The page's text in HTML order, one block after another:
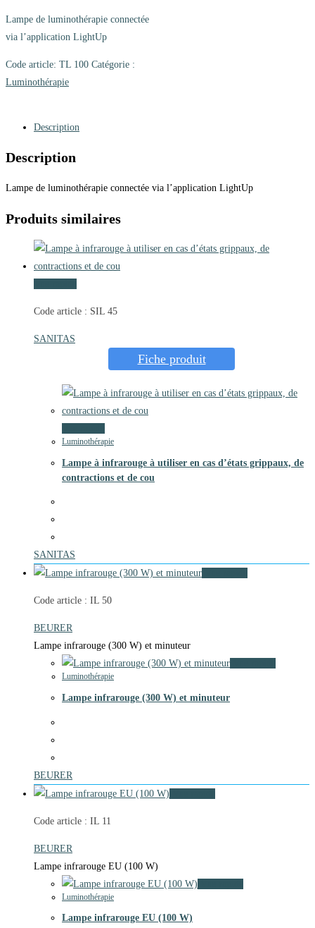
Lampe de luminothérapie connectée
via l’application LightUp
Code article: TL 100 Catégorie :
Luminothérapie
Description
Description
Lampe de luminothérapie connectée via l’application LightUp
Produits similaires
Code article : SIL 45
SANITAS
Fiche produit
Luminothérapie
Lampe à infrarouge à utiliser en cas d’états grippaux, de
contractions et de cou
SANITAS
Code article : IL 50
BEURER
Lampe infrarouge (300 W) et minuteur
Luminothérapie
Lampe infrarouge (300 W) et minuteur
BEURER
Code article : IL 11
BEURER
Lampe infrarouge EU (100 W)
Luminothérapie
Lampe infrarouge EU (100 W)